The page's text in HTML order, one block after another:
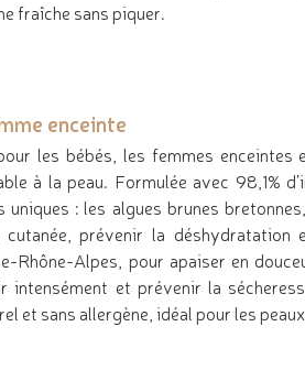
fraîche sans piquer.
enceinte
les bébés, les femmes enceintes
à la peau. Formulée avec 98,1%
: les algues brunes
prévenir la
Rhône-Alpes, pour apaiser en
intensément et prévenir la
et sans allergène, idéal pour les